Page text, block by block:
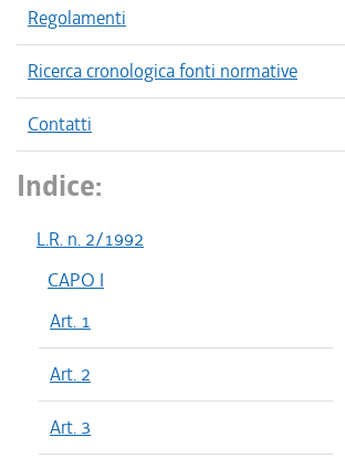
Regolamenti
Ricerca cronologica fonti normative
Contatti
Indice:
L.R. n. 2/1992
CAPO I
Art. 1
Art. 2
Art. 3